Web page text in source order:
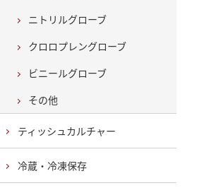
ニトリルグローブ
クロロプレングローブ
ビニールグローブ
その他
ティッシュカルチャー
冷蔵・冷凍保存